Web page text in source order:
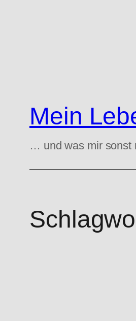
Mein
… und was mir sonst